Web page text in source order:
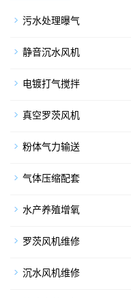
污水处理曝气
静音沉水风机
电镀打气搅拌
真空罗茨风机
粉体气力输送
气体压缩配套
水产养殖增氧
罗茨风机维修
沉水风机维修